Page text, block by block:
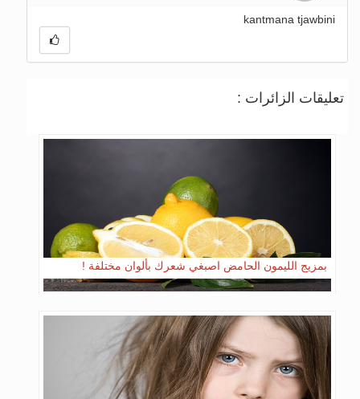
kantmana tjawbini
تعليقات الزائرات :
بمزيج الليمون الحامض اصبغي شعرك بألوان مختلفة !